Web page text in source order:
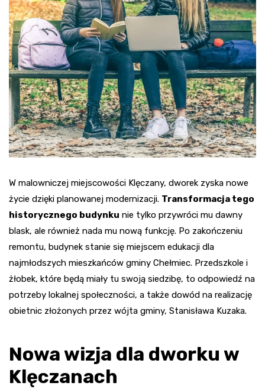
W malowniczej miejscowości Klęczany, dworek zyska nowe
życie dzięki planowanej modernizacji. Transformacja tego
historycznego budynku nie tylko przywróci mu dawny
blask, ale również nada mu nową funkcję. Po zakończeniu
remontu, budynek stanie się miejscem edukacji dla
najmłodszych mieszkańców gminy Chełmiec. Przedszkole i
żłobek, które będą miały tu swoją siedzibę, to odpowiedź na
potrzeby lokalnej społeczności, a także dowód na realizację
obietnic złożonych przez wójta gminy, Stanisława Kuzaka.
Nowa wizja dla dworku w
Klęczanach